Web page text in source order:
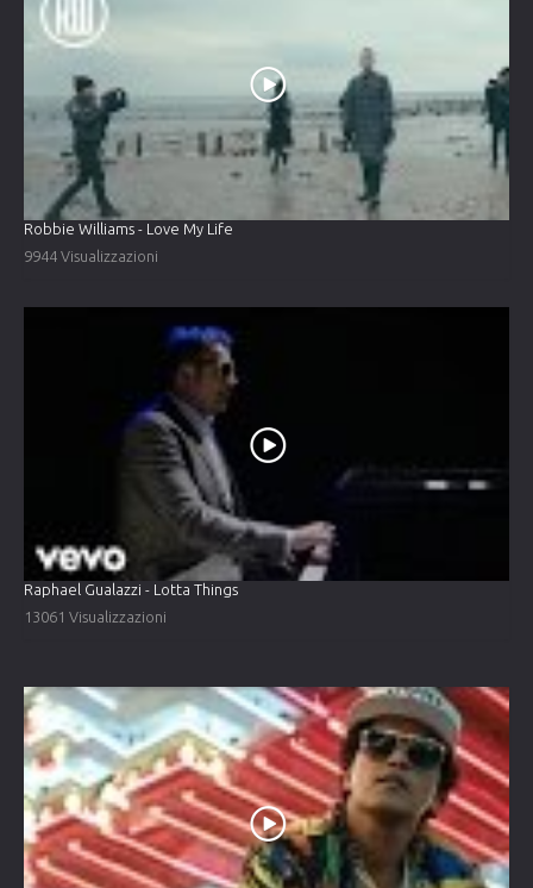
Robbie Williams - Love My Life
9944 Visualizzazioni
Raphael Gualazzi - Lotta Things
13061 Visualizzazioni